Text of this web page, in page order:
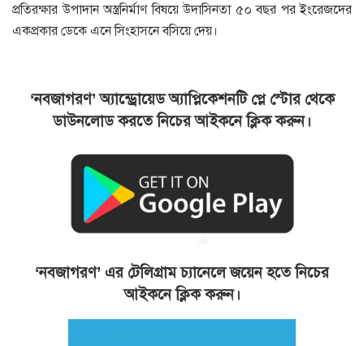
প্রতিরক্ষার উপাদান অস্ত্রনির্মাণ বিষয়ে উদাসিনতা ৫০ বছর পর ইংরেজদের
একপ্রকার ডেকে এনে সিংহাসনে বসিয়ে দেয়।
‘নবজাগরণ’ অ্যান্ড্রোয়েড অ্যাপ্লিকেশনটি প্লে স্টোর থেকে
ডাউনলোড করতে নিচের আইকনে ক্লিক করুন।
‘নবজাগরণ’ এর টেলিগ্রাম চ্যানেলে জয়েন হতে নিচের
আইকনে ক্লিক করুন।